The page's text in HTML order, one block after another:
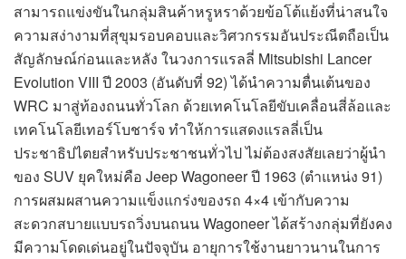
สามารถแข่งขันในกลุ่มสินค้าหรูหราด้วยข้อโต้แย้งที่น่าสนใจ
ความสง่างามที่สุขุมรอบคอบและวิศวกรรมอันประณีตถือเป็น
สัญลักษณ์ก่อนและหลัง ในวงการแรลลี่ Mitsubishi Lancer
Evolution VIII ปี 2003 (อันดับที่ 92) ได้นำความตื่นเต้นของ
WRC มาสู่ท้องถนนทั่วโลก ด้วยเทคโนโลยีขับเคลื่อนสี่ล้อและ
เทคโนโลยีเทอร์โบชาร์จ ทำให้การแสดงแรลลี่เป็น
ประชาธิปไตยสำหรับประชาชนทั่วไป ไม่ต้องสงสัยเลยว่าผู้นำ
ของ SUV ยุคใหม่คือ Jeep Wagoneer ปี 1963 (ตำแหน่ง 91)
การผสมผสานความแข็งแกร่งของรถ 4×4 เข้ากับความ
สะดวกสบายแบบรถวิ่งบนถนน Wagoneer ได้สร้างกลุ่มที่ยังคง
มีความโดดเด่นอยู่ในปัจจุบัน อายุการใช้งานยาวนานในการ